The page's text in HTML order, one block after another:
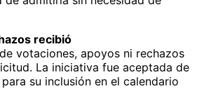
recibió
votaciones, apoyos ni rechazos
La iniciativa fue aceptada de
su inclusión en el calendario